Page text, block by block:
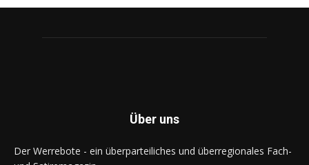
Über uns
Der Werrebote - ein überparteiliches und überregionales Fach-